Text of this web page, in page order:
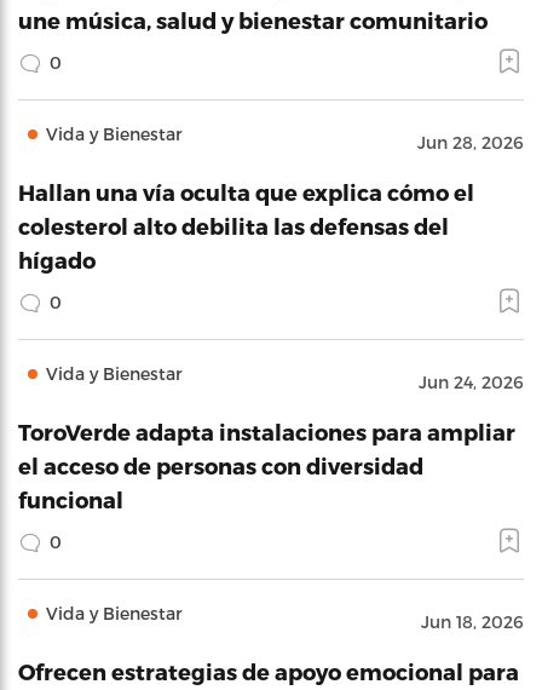
une música, salud y bienestar comunitario
0
Vida y Bienestar Jun 28, 2026
Hallan una vía oculta que explica cómo el
colesterol alto debilita las defensas del
hígado
0
Vida y Bienestar Jun 24, 2026
ToroVerde adapta instalaciones para ampliar
el acceso de personas con diversidad
funcional
0
Vida y Bienestar Jun 18, 2026
Ofrecen estrategias de apoyo emocional para